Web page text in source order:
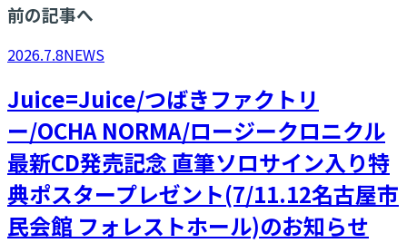
前の記事へ
2026.7.8NEWS
Juice=Juice/つばきファクトリ
ー/OCHA NORMA/ロージークロニクル
最新CD発売記念 直筆ソロサイン入り特
典ポスタープレゼント(7/11.12名古屋市
民会館 フォレストホール)のお知らせ